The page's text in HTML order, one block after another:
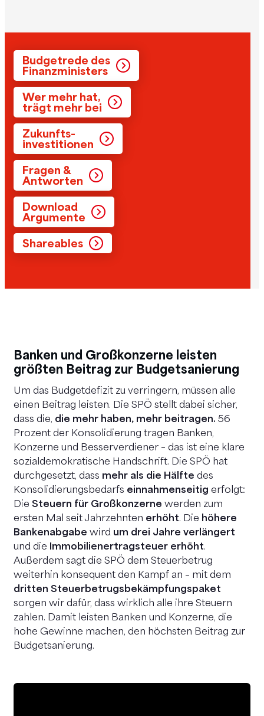
Budgetrede des
Finanzministers
Wer mehr hat,
trägt mehr bei
Zukunfts-
investitionen
Fragen &
Antworten
Download
Argumente
Shareables
Banken und Großkonzerne leisten
größten Beitrag zur Budgetsanierung
Um das Budgetdefizit zu verringern, müssen alle
einen Beitrag leisten. Die SPÖ stellt dabei sicher,
dass die, die mehr haben, mehr beitragen. 56
Prozent der Konsolidierung tragen Banken,
Konzerne und Besserverdiener – das ist eine klare
sozialdemokratische Handschrift. Die SPÖ hat
durchgesetzt, dass mehr als die Hälfte des
Konsolidierungsbedarfs einnahmenseitig erfolgt:
Die Steuern für Großkonzerne werden zum
ersten Mal seit Jahrzehnten erhöht. Die höhere
Bankenabgabe wird um drei Jahre verlängert
und die Immobilienertragsteuer erhöht.
Außerdem sagt die SPÖ dem Steuerbetrug
weiterhin konsequent den Kampf an – mit dem
dritten Steuerbetrugsbekämpfungspaket
sorgen wir dafür, dass wirklich alle ihre Steuern
zahlen. Damit leisten Banken und Konzerne, die
hohe Gewinne machen, den höchsten Beitrag zur
Budgetsanierung.